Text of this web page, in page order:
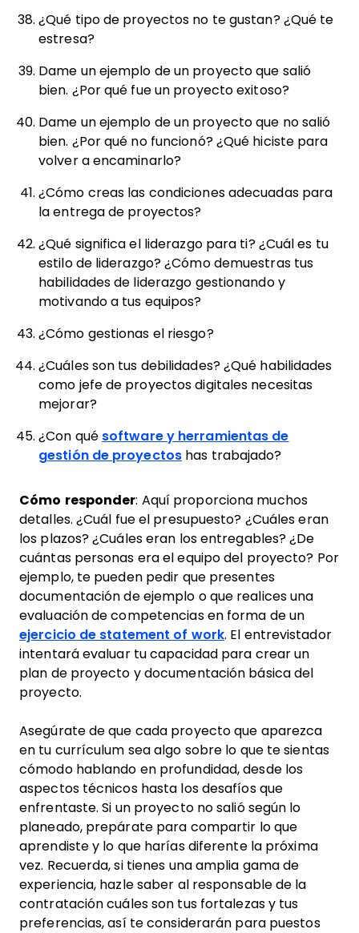
¿Qué tipo de proyectos no te gustan? ¿Qué te
estresa?
Dame un ejemplo de un proyecto que salió
bien. ¿Por qué fue un proyecto exitoso?
Dame un ejemplo de un proyecto que no salió
bien. ¿Por qué no funcionó? ¿Qué hiciste para
volver a encaminarlo?
¿Cómo creas las condiciones adecuadas para
la entrega de proyectos?
¿Qué significa el liderazgo para ti? ¿Cuál es tu
estilo de liderazgo? ¿Cómo demuestras tus
habilidades de liderazgo gestionando y
motivando a tus equipos?
¿Cómo gestionas el riesgo?
¿Cuáles son tus debilidades? ¿Qué habilidades
como jefe de proyectos digitales necesitas
mejorar?
¿Con qué software y herramientas de
gestión de proyectos has trabajado?
Cómo responder: Aquí proporciona muchos
detalles. ¿Cuál fue el presupuesto? ¿Cuáles eran
los plazos? ¿Cuáles eran los entregables? ¿De
cuántas personas era el equipo del proyecto? Por
ejemplo, te pueden pedir que presentes
documentación de ejemplo o que realices una
evaluación de competencias en forma de un
ejercicio de statement of work. El entrevistador
intentará evaluar tu capacidad para crear un
plan de proyecto y documentación básica del
proyecto.
Asegúrate de que cada proyecto que aparezca
en tu currículum sea algo sobre lo que te sientas
cómodo hablando en profundidad, desde los
aspectos técnicos hasta los desafíos que
enfrentaste. Si un proyecto no salió según lo
planeado, prepárate para compartir lo que
aprendiste y lo que harías diferente la próxima
vez. Recuerda, si tienes una amplia gama de
experiencia, hazle saber al responsable de la
contratación cuáles son tus fortalezas y tus
preferencias, así te considerarán para puestos